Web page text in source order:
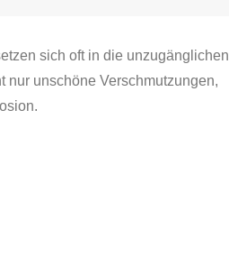
sich oft in die unzugänglichen
nur unschöne Verschmutzungen,